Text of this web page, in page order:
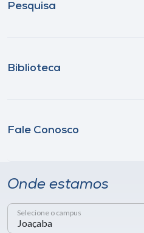
Pesquisa
Biblioteca
Fale Conosco
Onde estamos
Selecione o campus